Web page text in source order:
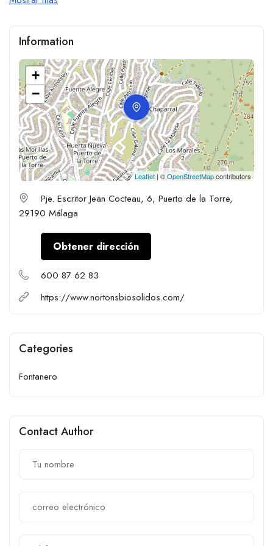
Information
+
−
Leaflet | ©OpenStreetMapcontributors
Pje. Escritor Jean Cocteau, 6, Puerto de la Torre,
29190 Málaga
Obtener dirección
600 87 62 83
https://www.nortonsbiosolidos.com/
Categories
Fontanero
Contact Author